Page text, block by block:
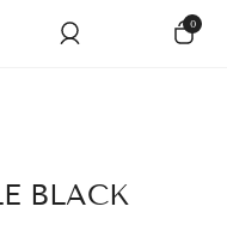
0
BLACK